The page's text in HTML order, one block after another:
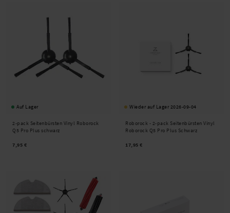
Auf Lager
2-pack Seitenbürsten Vinyl Roborock
Q5 Pro Plus schwarz
7,95 €
Wieder auf Lager 2026-09-04
Roborock - 2-pack Seitenbürsten Vinyl
Roborock Q5 Pro Plus Schwarz
17,95 €